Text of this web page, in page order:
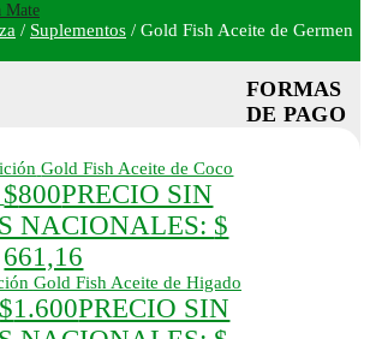
Mate
/ Suplementos / Gold Fish Aceite de Germen
Gold Fish Aceite de Coco
$800PRECIO SIN
NACIONALES: $
661,16
Gold Fish Aceite de Higado
$1.600PRECIO SIN
FORMAS
DE PAGO